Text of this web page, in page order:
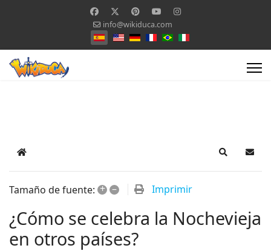
info@wikiduca.com
Seleccione su idioma
Home Search
Tamaño de fuente: + – Imprimir
¿Cómo se celebra la Nochevieja
en otros países?